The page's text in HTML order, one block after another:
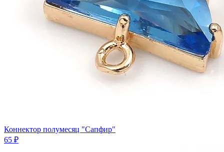
Коннектор полумесяц "Сапфир"
65 ₽